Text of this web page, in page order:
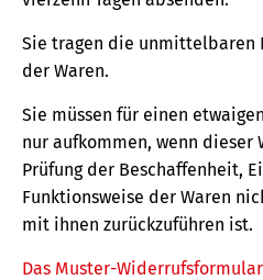
Sie tragen die unmittelbaren
der Waren.
Sie müssen für einen
nur aufkommen, wenn dieser
Prüfung der Beschaffenheit,
Funktionsweise der Waren
mit ihnen zurückzuführen ist.
Das Muster-